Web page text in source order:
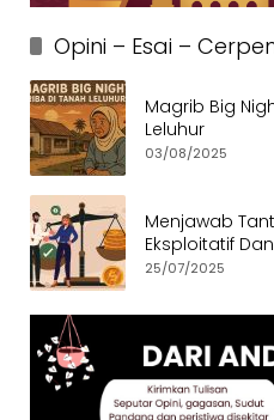
Opini – Esai –
Magrib Big
Leluhur
03/08/2025
Menjawab
Eksploitatif
Etis dan
25/07/2025